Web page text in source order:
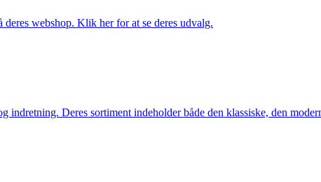
webshop. Klik her for at se deres udvalg.
Deres sortiment indeholder både den klassiske, den